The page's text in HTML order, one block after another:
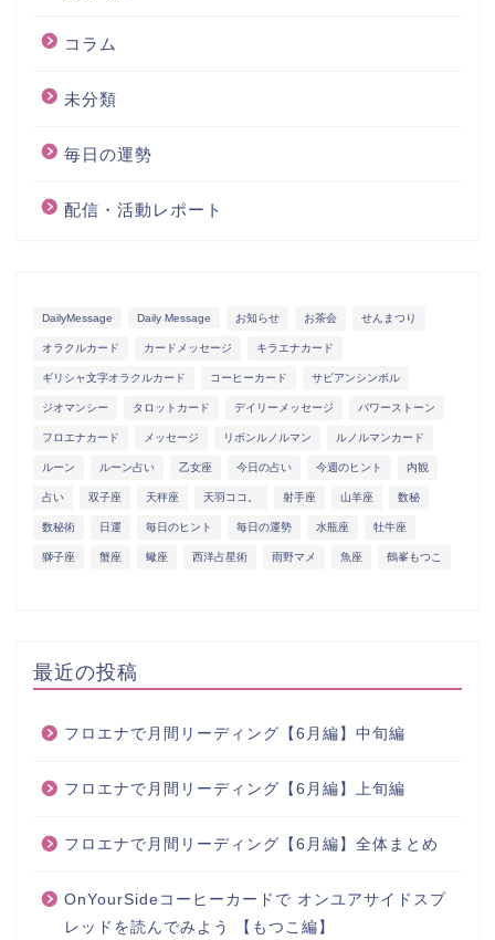
コラム
未分類
毎日の運勢
配信・活動レポート
DailyMessage Daily Message お知らせ お茶会 せんまつり
オラクルカード カードメッセージ キラエナカード
ギリシャ文字オラクルカード コーヒーカード サビアンシンボル
ジオマンシー タロットカード デイリーメッセージ パワーストーン
フロエナカード メッセージ リボンルノルマン ルノルマンカード
ルーン ルーン占い 乙女座 今日の占い 今週のヒント 内観
占い 双子座 天秤座 天羽ココ。 射手座 山羊座 数秘
数秘術 日運 毎日のヒント 毎日の運勢 水瓶座 牡牛座
獅子座 蟹座 蠍座 西洋占星術 雨野マメ 魚座 鶴峯もつこ
最近の投稿
フロエナで月間リーディング【6月編】中旬編
フロエナで月間リーディング【6月編】上旬編
フロエナで月間リーディング【6月編】全体まとめ
OnYourSideコーヒーカードで オンユアサイドスプ
レッドを読んでみよう 【もつこ編】